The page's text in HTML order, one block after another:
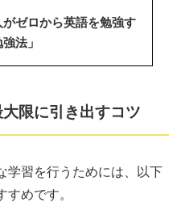
がゼロから英語を勉強す
法」
限に引き出すコツ
学習を行うためには、以下
めです。